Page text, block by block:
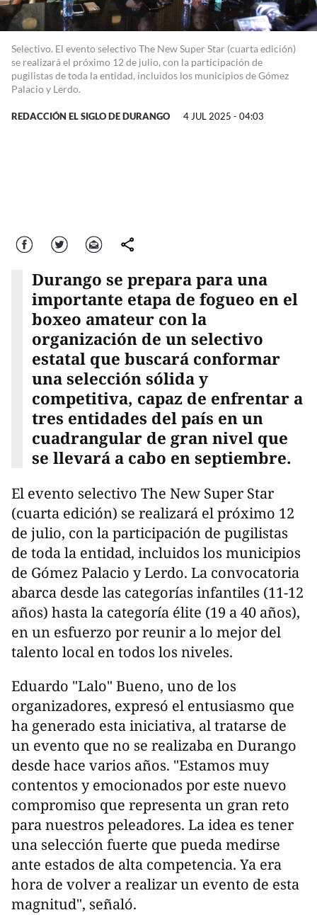
Selectivo. El evento selectivo The New Super Star (cuarta edición)
se realizará el próximo 12 de julio, con la participación de
pugilistas de toda la entidad, incluidos los municipios de Gómez
Palacio y Lerdo.
REDACCIÓN EL SIGLO DE DURANGO 4 JUL 2025 - 04:03
Facebook Twitter Correo comparte
Durango se prepara para una
importante etapa de fogueo en el
boxeo amateur con la
organización de un selectivo
estatal que buscará conformar
una selección sólida y
competitiva, capaz de enfrentar a
tres entidades del país en un
cuadrangular de gran nivel que
se llevará a cabo en septiembre.
El evento selectivo The New Super Star
(cuarta edición) se realizará el próximo 12
de julio, con la participación de pugilistas
de toda la entidad, incluidos los municipios
de Gómez Palacio y Lerdo. La convocatoria
abarca desde las categorías infantiles (11-12
años) hasta la categoría élite (19 a 40 años),
en un esfuerzo por reunir a lo mejor del
talento local en todos los niveles.
Eduardo "Lalo" Bueno, uno de los
organizadores, expresó el entusiasmo que
ha generado esta iniciativa, al tratarse de
un evento que no se realizaba en Durango
desde hace varios años. "Estamos muy
contentos y emocionados por este nuevo
compromiso que representa un gran reto
para nuestros peleadores. La idea es tener
una selección fuerte que pueda medirse
ante estados de alta competencia. Ya era
hora de volver a realizar un evento de esta
magnitud", señaló.